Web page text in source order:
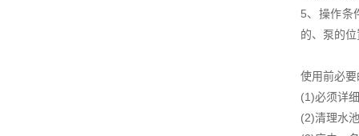
5、操作条
的、泵的
使用前必
(1)必须详
(2)清理水